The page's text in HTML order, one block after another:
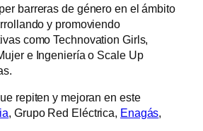
barreras de género en el ámbito
y promoviendo
como Technovation Girls,
e Ingeniería o Scale Up
repiten y mejoran en este
, Grupo Red Eléctrica, Enagás,